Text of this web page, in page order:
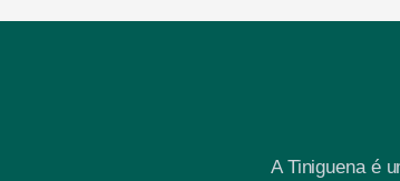
A Tiniguena é